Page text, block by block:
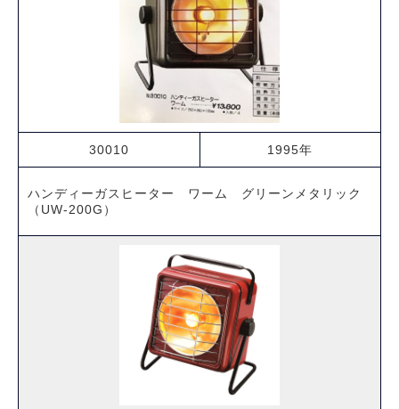
30010
ハンディーガスヒーター ワーム グリーンメタリック
（UW-200G）
1995年